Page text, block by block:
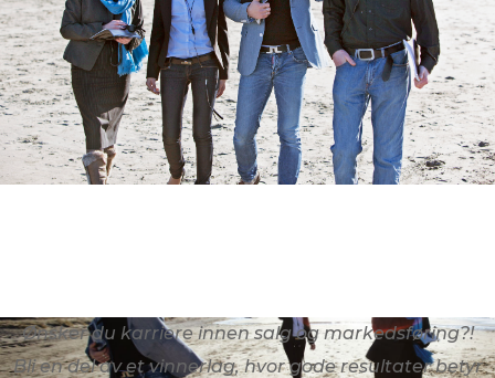
Ønsker du karriere innen salg og markedsføring?!
Bli en del av et vinnerlag, hvor gode resultater betyr